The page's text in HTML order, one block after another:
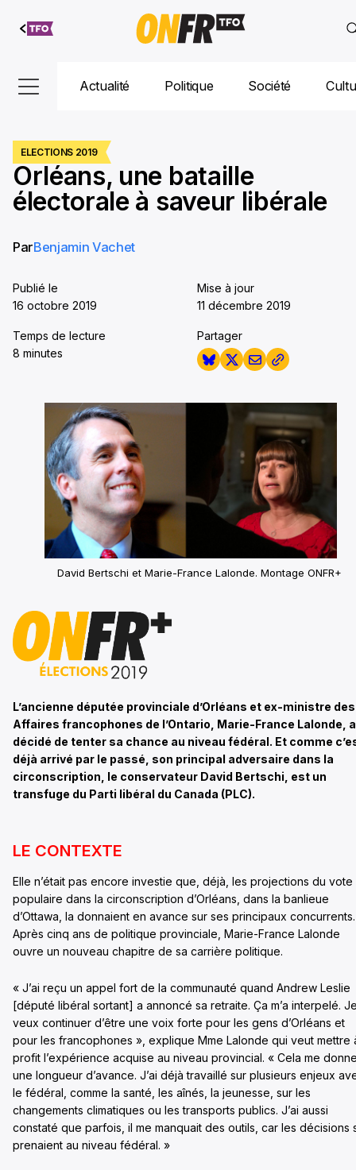
Aller au
contenu
Actualité Politique Société
ELECTIONS 2019
Orléans, une bataille
électorale à saveur libérale
ParBenjamin Vachet
Publié le
16 octobre 2019
Mise à jour
11 décembre 2019
Temps de lecture
8 minutes
Partager
David Bertschi et Marie-France Lalonde. Montage ONFR+
L’ancienne députée provinciale d’Orléans et ex-ministre des
Affaires francophones de l’Ontario, Marie-France Lalonde, a
décidé de tenter sa chance au niveau fédéral. Et comme
déjà arrivé par le passé, son principal adversaire dans la
circonscription, le conservateur David Bertschi, est un
transfuge du Parti libéral du Canada (PLC).
LE CONTEXTE
Elle n’était pas encore investie que, déjà, les projections du vote
populaire dans la circonscription d’Orléans, dans la banlieue
d’Ottawa, la donnaient en avance sur ses principaux concurrents.
Après cinq ans de politique provinciale, Marie-France Lalonde
ouvre un nouveau chapitre de sa carrière politique.
« J’ai reçu un appel fort de la communauté quand Andrew Leslie
[député libéral sortant] a annoncé sa retraite. Ça m’a interpelé.
veux continuer d’être une voix forte pour les gens d’Orléans et
pour les francophones », explique Mme Lalonde qui veut mettre
profit l’expérience acquise au niveau provincial. « Cela me
une longueur d’avance. J’ai déjà travaillé sur plusieurs enjeux
le fédéral, comme la santé, les aînés, la jeunesse, sur les
changements climatiques ou les transports publics. J’ai aussi
constaté que parfois, il me manquait des outils, car les décisions
prenaient au niveau fédéral. »